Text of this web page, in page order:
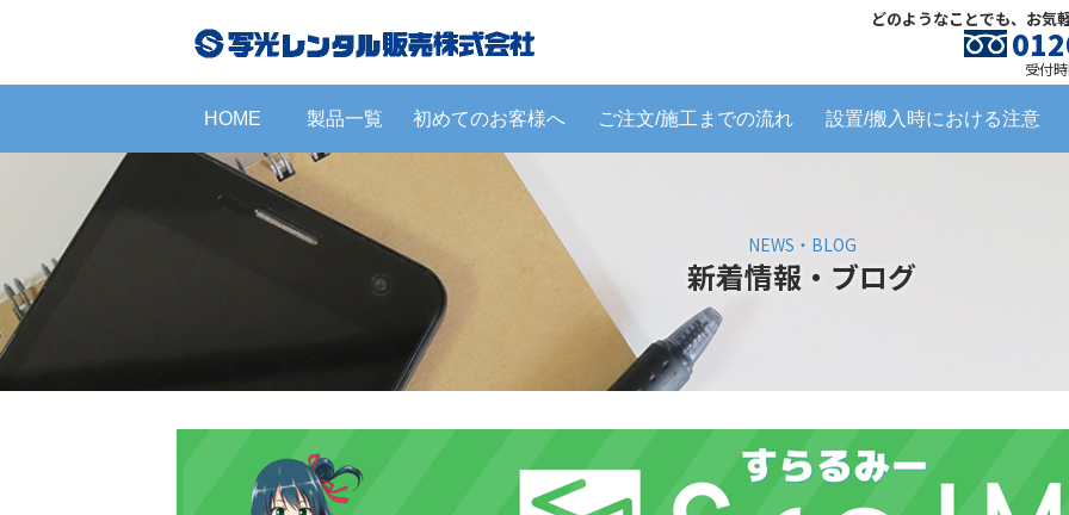
どのようなことでも、お気
受付
HOME 製品一覧 初めてのお客様へ ご注文/施工までの流れ 設置/搬入時における注意
NEWS・BLOG
新着情報・ブログ